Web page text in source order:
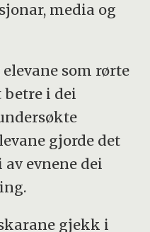
media og
som rørte
betre i dei
gjorde det
av evnene dei
gjekk i